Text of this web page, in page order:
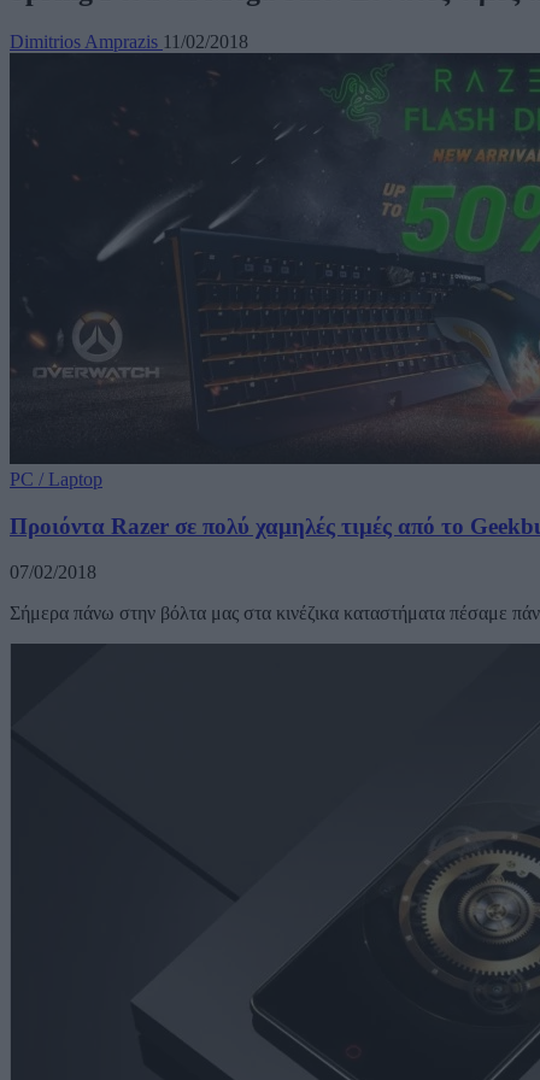
Dimitrios Amprazis 11/02/2018
PC / Laptop
Προιόντα Razer σε πολύ χαμηλές τιμές από το
07/02/2018
Σήμερα πάνω στην βόλτα μας στα κινέζικα καταστήματα πέσαμε